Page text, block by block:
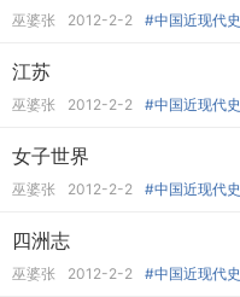
巫婆张 2012-2-2 #中国近现代史
江苏
巫婆张 2012-2-2 #中国近现代史
女子世界
巫婆张 2012-2-2 #中国近现代史
四洲志
巫婆张 2012-2-2 #中国近现代史